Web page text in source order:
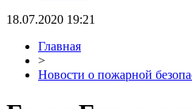
18.07.2020 19:21
Главная
>
Новости о пожарной